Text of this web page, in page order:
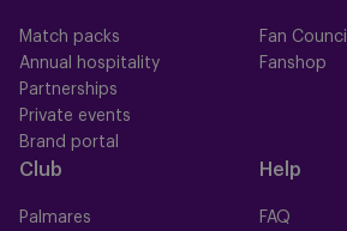
Match packs
Annual hospitality
Partnerships
Private events
Brand portal
Fan Council
Fanshop
Club
Palmares
Help
FAQ